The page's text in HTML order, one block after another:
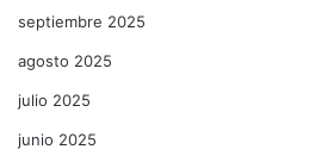
septiembre 2025
agosto 2025
julio 2025
junio 2025